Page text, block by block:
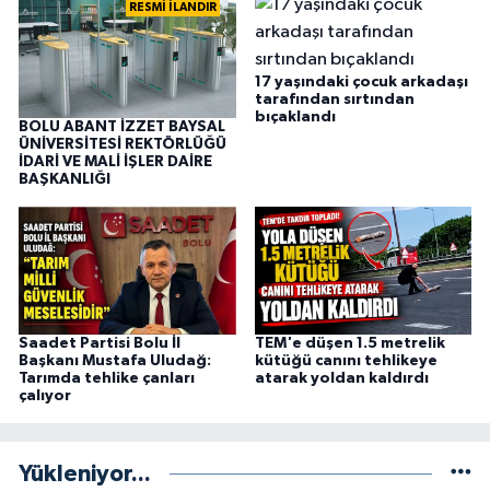
RESMİ İLANDIR
BOLU ABANT İZZET BAYSAL
ÜNİVERSİTESİ REKTÖRLÜĞÜ
İDARİ VE MALİ İŞLER DAİRE
BAŞKANLIĞI
17 yaşındaki çocuk arkadaşı
tarafından sırtından
bıçaklandı
Saadet Partisi Bolu İl
Başkanı Mustafa Uludağ:
Tarımda tehlike çanları
çalıyor
TEM'e düşen 1.5 metrelik
kütüğü canını tehlikeye
atarak yoldan kaldırdı
Yükleniyor...